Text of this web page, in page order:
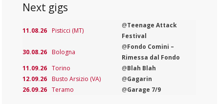
Next gigs
11.08.26 Pisticci (MT)
@Teenage Attack
Festival
30.08.26
Bologna
@Fondo Comini –
Rimessa dal Fondo
11.09.26
Torino @Blah Blah
12.09.26
Busto Arsizio (VA) @Gagarin
26.09.26
Teramo @Garage 7/9